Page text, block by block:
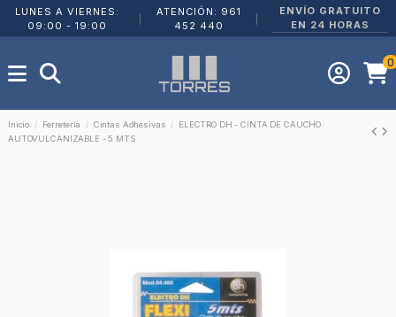
LUNES A VIERNES:
09:00 - 19:00
ATENCIÓN: 961
452 440
ENVÍO GRATUITO
EN 24 HORAS
0
Inicio Ferretería Cintas Adhesivas
ELECTRO DH - CINTA DE CAUCHO
AUTOVULCANIZABLE - 5 MTS